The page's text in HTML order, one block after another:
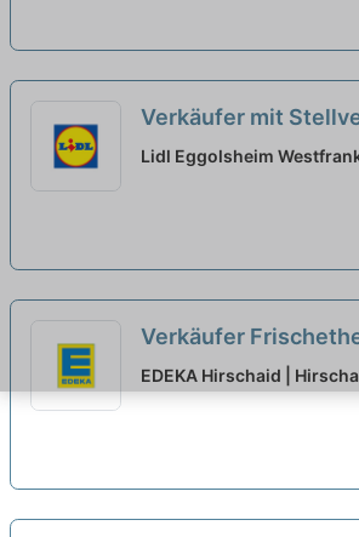
Verkäufer mit
35 Std./Woche
Lidl Eggolsheim
Verkäufer
Metzger (m/w/d)...
EDEKA Hirschaid |